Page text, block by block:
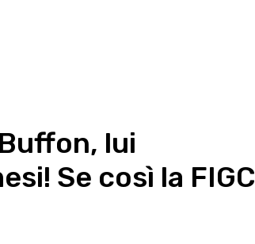
lui
Se così la FIGC